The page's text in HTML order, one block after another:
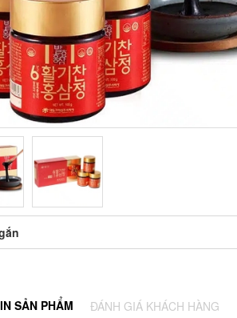
SẢN PHẨM ĐÁNH GIÁ KHÁCH HÀNG